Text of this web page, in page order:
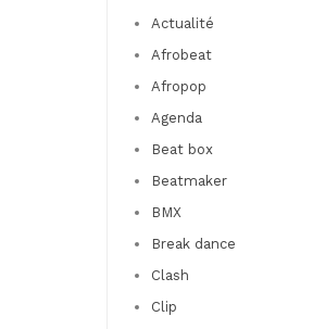
Actualité
Afrobeat
Afropop
Agenda
Beat box
Beatmaker
BMX
Break dance
Clash
Clip